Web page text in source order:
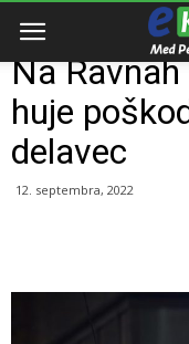
Domov
Na
huje
delavec
12. septembra, 2022